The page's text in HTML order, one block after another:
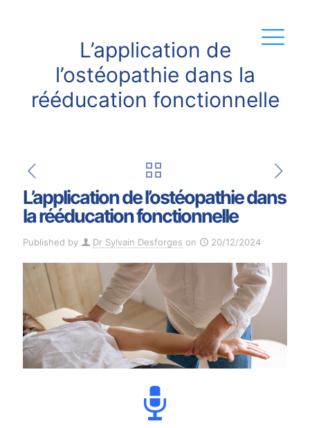
L’application de
l’ostéopathie dans la
rééducation fonctionnelle
L’application de l’ostéopathie dans
la rééducation fonctionnelle
Published by Dr Sylvain Desforges on 20/12/2024